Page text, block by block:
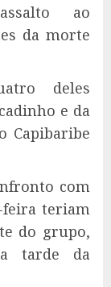
ao
da morte
deles
e da
Capibaribe
com
feira teriam
do grupo,
tarde da